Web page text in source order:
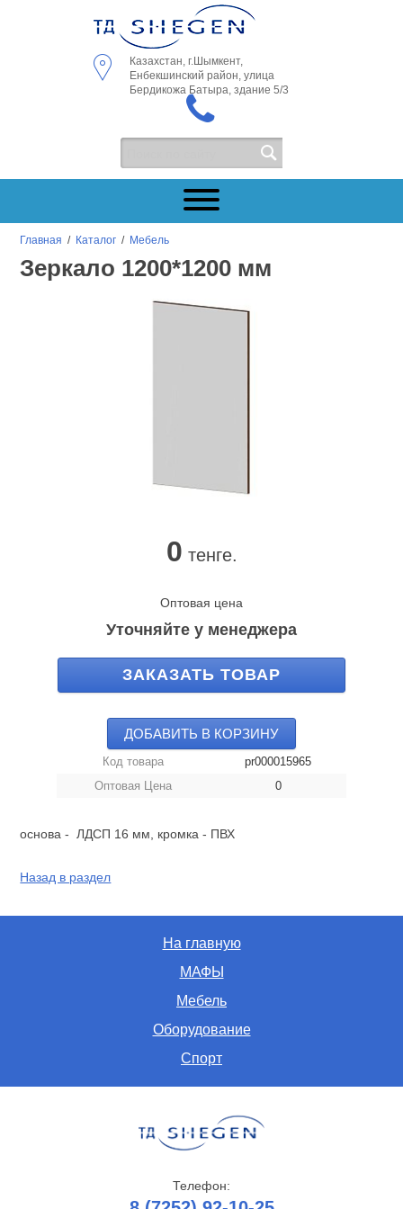
Казахстан, г.Шымкент,
Енбекшинский район, улица
Бердикожа Батыра, здание 5/3
Главная / Каталог / Мебель
Зеркало 1200*1200 мм
0 тенге.
Оптовая цена
Уточняйте у менеджера
ЗАКАЗАТЬ ТОВАР
ДОБАВИТЬ В КОРЗИНУ
Код товара
pr000015965
Оптовая Цена
0
основа - ЛДСП 16 мм, кромка - ПВХ
Назад в раздел
На главную
МАФЫ
Мебель
Оборудование
Спорт
Телефон: